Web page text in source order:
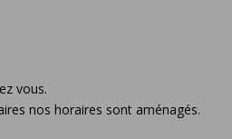
vous.
nos horaires sont aménagés.